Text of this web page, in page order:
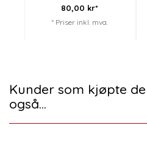
80,00 kr*
* Priser inkl. mva.
Kunder som kjøpte
også...